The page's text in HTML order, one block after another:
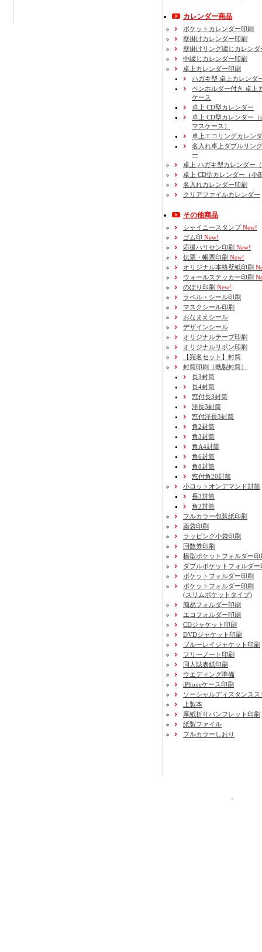
カレンダー商品
ポケットカレンダー印刷
壁掛けカレンダー印刷
壁掛けリング綴じカレンダ
中綴じカレンダー印刷
卓上カレンダー印刷
ハガキ型 卓上カレンダ
ペンホルダー付き 卓上
ケース
卓上 CD型カレンダー
卓上 CD型カレンダー（
マスケース）
卓上エコリングカレン
名入れ卓上ダブルリン
ー
卓上 ハガキ型カレンダー
卓上 CD型カレンダー（小
名入れカレンダー印刷
クリアファイルカレンダー
その他商品
シャイニースタンプNew!
ゴム印 New!
応援ハリセン印刷 New!
伝票・帳票印刷 New!
オリジナル本格壁紙印刷
ウォールステッカー印刷
のぼり印刷 New!
ラベル・シール印刷
マスクシール印刷
おなまえシール
デザインシール
オリジナルテープ印刷
オリジナルリボン印刷
【宛名セット】封筒
封筒印刷
（既製封筒）
長3封筒
長4封筒
窓付長3封筒
洋長3封筒
窓付洋長3封筒
角2封筒
角3封筒
角A4封筒
角6封筒
角8封筒
窓付角20封筒
小ロットオンデマンド封筒
長3封筒
角2封筒
フルカラー包装紙印刷
薬袋印刷
ラッピング小袋印刷
回数券印刷
横型ポケットフォルダー印
ダブルポケットフォルダー
ポケットフォルダー印刷
ポケットフォルダー印刷
(スリムポケットタイプ)
簡易フォルダー印刷
エコフォルダー印刷
CDジャケット印刷
DVDジャケット印刷
ブルーレイジャケット印刷
フリーノート印刷
同人誌表紙印刷
ウエディング準備
iPhoneケース印刷
ソーシャルディスタンスス
上製本
厚紙折りパンフレット印刷
紙製ファイル
フルカラーしおり